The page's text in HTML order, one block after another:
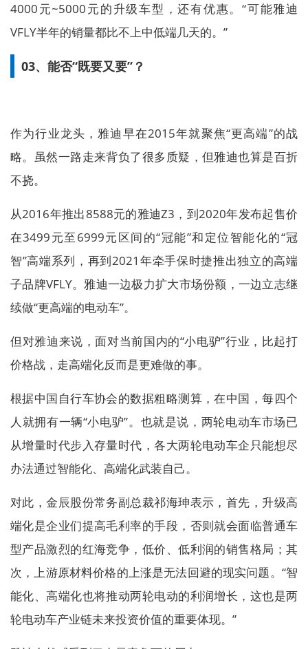
4000元~5000元的升级车型，还有优惠。“可能雅迪
VFLY半年的销量都比不上中低端几天的。”
03、能否“既要又要”？
作为行业龙头，雅迪早在2015年就聚焦“更高端”的战
略。虽然一路走来背负了很多质疑，但雅迪也算是百折
不挠。
从2016年推出8588元的雅迪Z3，到2020年发布起售价
在3499元至6999元区间的“冠能”和定位智能化的“冠
智”高端系列，再到2021年牵手保时捷推出独立的高端
子品牌VFLY。雅迪一边极力扩大市场份额，一边立志继
续做“更高端的电动车”。
但对雅迪来说，面对当前国内的“小电驴”行业，比起打
价格战，走高端化反而是更难做的事。
根据中国自行车协会的数据粗略测算，在中国，每四个
人就拥有一辆“小电驴”。也就是说，两轮电动车市场已
从增量时代步入存量时代，各大两轮电动车企只能想尽
办法通过智能化、高端化武装自己。
对此，金辰股份常务副总裁祁海珅表示，首先，升级高
端化是企业们提高毛利率的手段，否则就会面临普通车
型产品激烈的红海竞争，低价、低利润的销售格局；其
次，上游原材料价格的上涨是无法回避的现实问题。“智
能化、高端化也将推动两轮电动的利润增长，这也是两
轮电动车产业链未来投资价值的重要体现。”